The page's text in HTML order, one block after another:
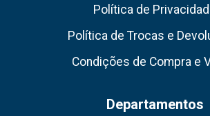
Política de
Política de Trocas e
Condições de Compra e
Departamentos